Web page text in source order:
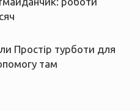
Простір турботи для
там